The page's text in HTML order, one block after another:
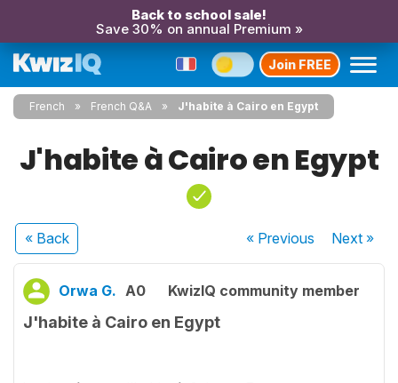
Back to school sale!
Save 30% on annual Premium »
Join FREE
French French Q&A J'habite à Cairo en Egypt
J'habite à Cairo en Egypt
« Back « Previous Next»
Orwa G. A0 KwizIQ community member
J'habite à Cairo en Egypt